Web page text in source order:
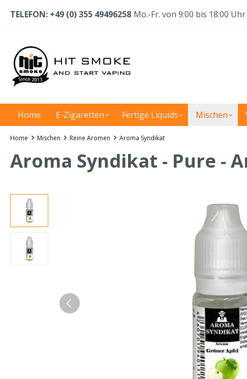
TELEFON: +49 (0) 355 49496258 Mo.-Fr. von 9:00 bis 18:00 Uhr
Home E-Zigaretten Fertige Liquids Mischen
Home Mischen Reine Aromen Aroma Syndikat
Aroma Syndikat - Pure -